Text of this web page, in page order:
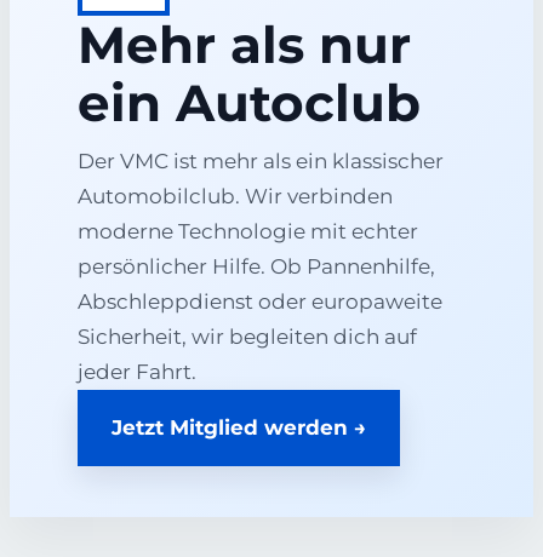
Mehr als nur
ein Autoclub
Der VMC ist mehr als ein klassischer
Automobilclub. Wir verbinden
moderne Technologie mit echter
persönlicher Hilfe. Ob Pannenhilfe,
Abschleppdienst oder europaweite
Sicherheit, wir begleiten dich auf
jeder Fahrt.
Jetzt Mitglied werden →